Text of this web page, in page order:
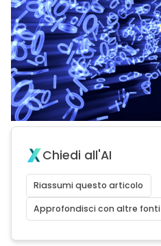
Chiedi all'AI
Riassumi questo articolo
Approfondisci con altre fonti